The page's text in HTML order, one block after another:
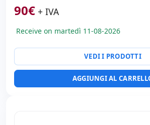
Dimensioni:
Peso:
5.40 Kg.
90€ + IVA
Receive on martedì 11-08-2026
VEDI I PRODOTTI
AGGIUNGI AL